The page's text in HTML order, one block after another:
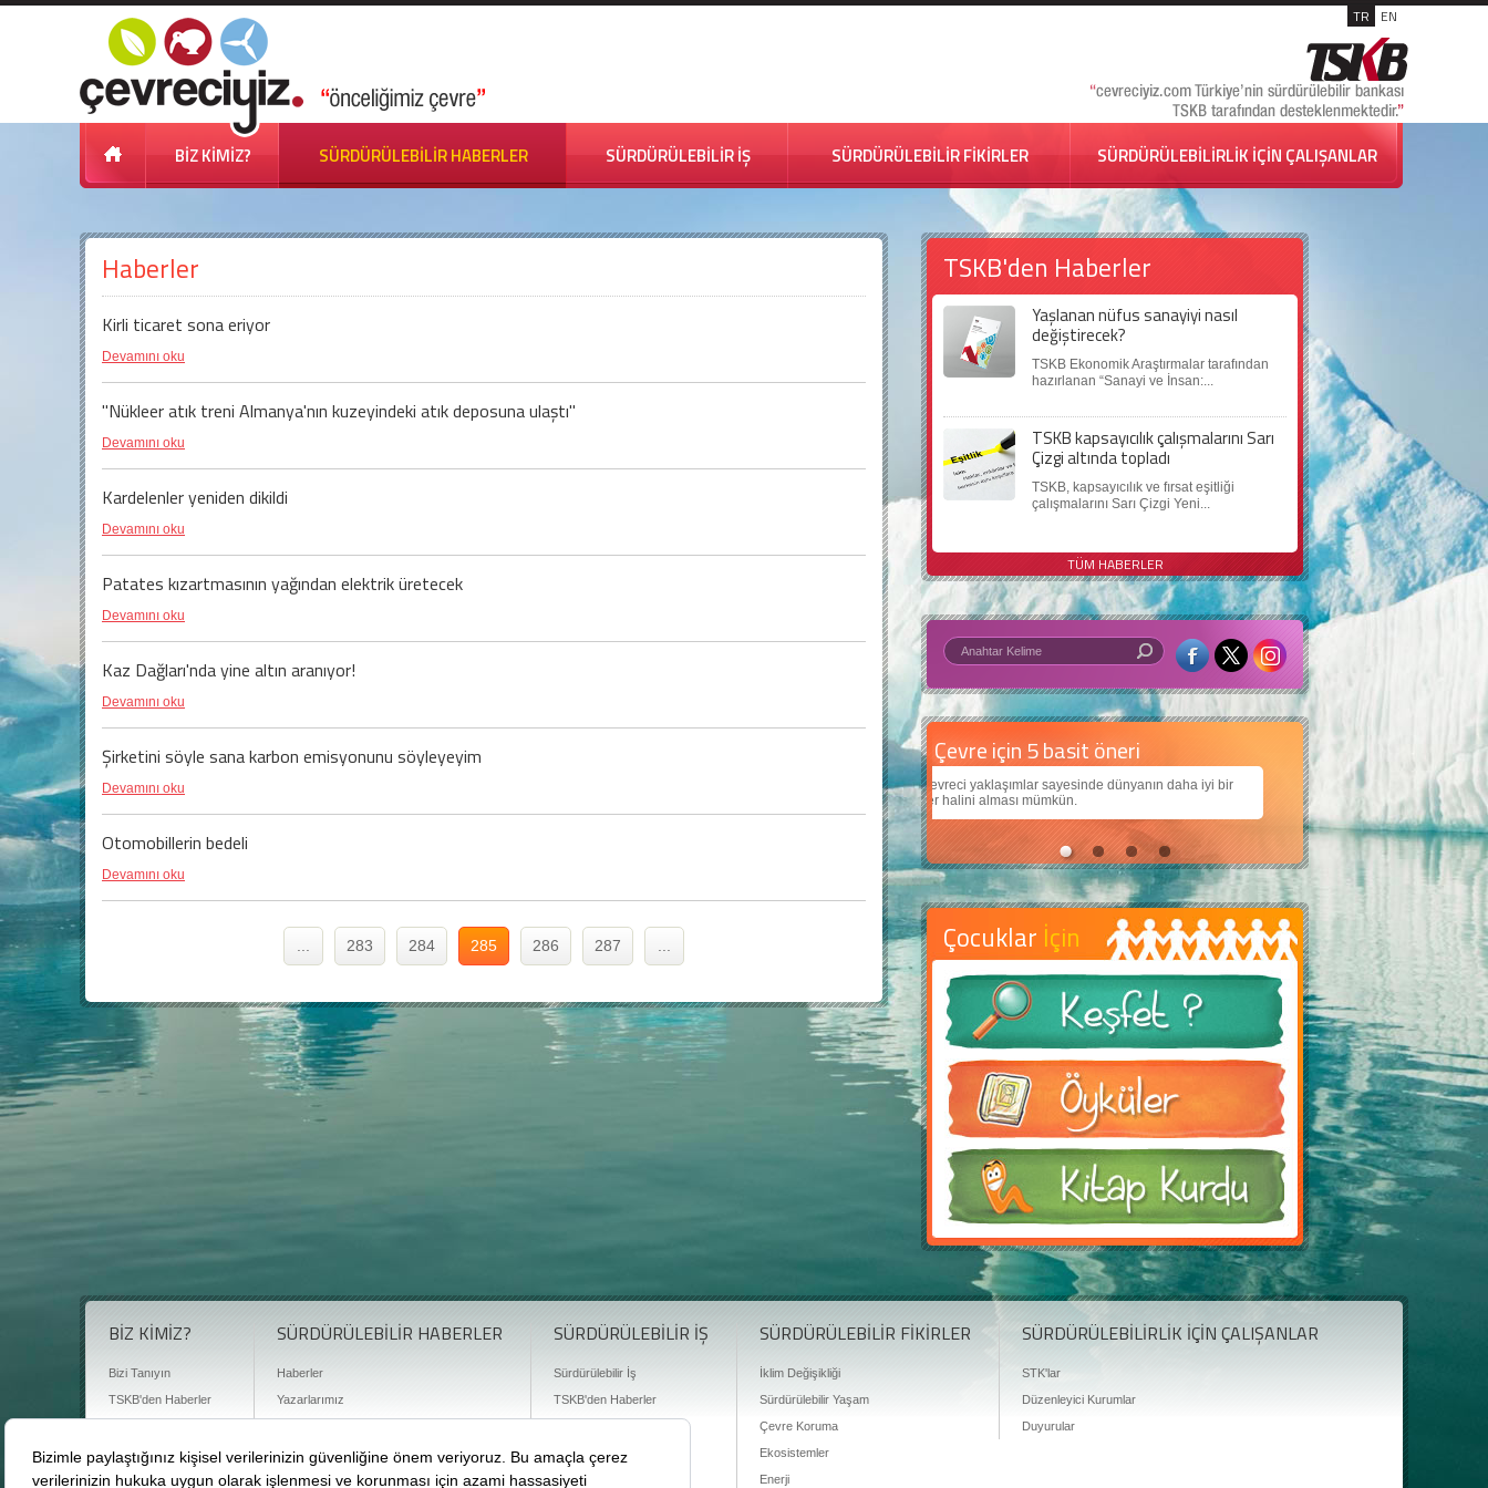
TR EN
BİZ KİMİZ? SÜRDÜRÜLEBİLİR HABERLER SÜRDÜRÜLEBİLİR İŞ SÜRDÜRÜLEBİLİR FİKİRLER SÜRDÜRÜLEBİLİRLİK İÇİN ÇALIŞANLAR
Haberler
Kirli ticaret sona eriyor
Devamını oku
"Nükleer atık treni Almanya'nın kuzeyindeki atık deposuna ulaştı"
Devamını oku
Kardelenler yeniden dikildi
Devamını oku
Patates kızartmasının yağından elektrik üretecek
Devamını oku
Kaz Dağları'nda yine altın aranıyor!
Devamını oku
Şirketini söyle sana karbon emisyonunu söyleyeyim
Devamını oku
Otomobillerin bedeli
Devamını oku
283 284 285 286 287
TSKB'den Haberler
Yaşlanan nüfus sanayiyi nasıl
değiştirecek?
TSKB Ekonomik Araştırmalar tarafından
hazırlanan “Sanayi ve İnsan:...
TSKB kapsayıcılık çalışmalarını Sarı
Çizgi altında topladı
TSKB, kapsayıcılık ve fırsat eşitliği
çalışmalarını Sarı Çizgi Yeni...
TÜM HABERLER
Çevre için 5 basit öneri
sayesinde dünyanın daha iyi bir
Daha iyi bir dünya için yapay zekâ
Çocuklarımıza daha güzel bir dünya bırakabilmek için
teknolojiden nasıl yararlanırız?
Çocuklar İçin
BİZ KİMİZ?
Bizi Tanıyın
TSKB'den Haberler
Basın Odası
Bize Ulaşın
SÜRDÜRÜLEBİLİR HABERLER
Haberler
Yazarlarımız
Sürdürülebilirlik Kütüphanesi
Karbon Sayacı
SÜRDÜRÜLEBİLİR İŞ
Sürdürülebilir İş
TSKB'den Haberler
SÜRDÜRÜLEBİLİR FİKİRLER
İklim Değişikliği
Sürdürülebilir Yaşam
Çevre Koruma
Ekosistemler
Enerji
SÜRDÜRÜLEBİLİRLİK İÇİN ÇALIŞANLAR
STK'lar
Düzenleyici Kurumlar
Duyurular